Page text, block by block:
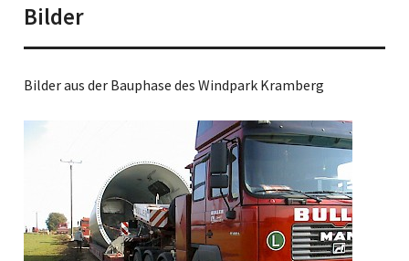
Bilder
Bilder aus der Bauphase des Windpark Kramberg